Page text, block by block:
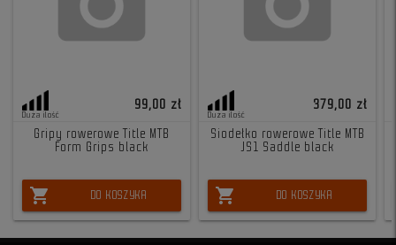
Duża ilość
99,00 zł
Gripy rowerowe Title MTB
Form Grips black
shopping_cart DO KOSZYKA
Duża ilość
379,00 zł
Siodełko rowerowe Title MTB
JS1 Saddle black
shopping_cart DO KOSZYKA